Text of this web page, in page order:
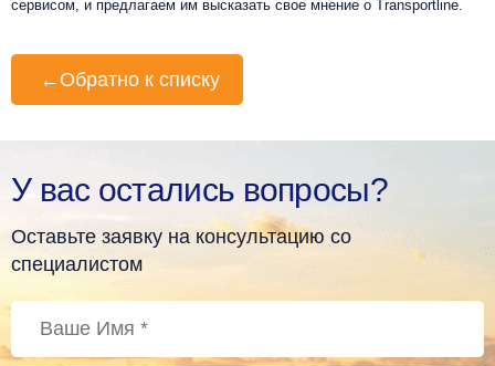
сервисом, и предлагаем им высказать свое мнение о Transportline.
← Обратно к списку
У вас остались вопросы?
Оставьте заявку на консультацию со
специалистом